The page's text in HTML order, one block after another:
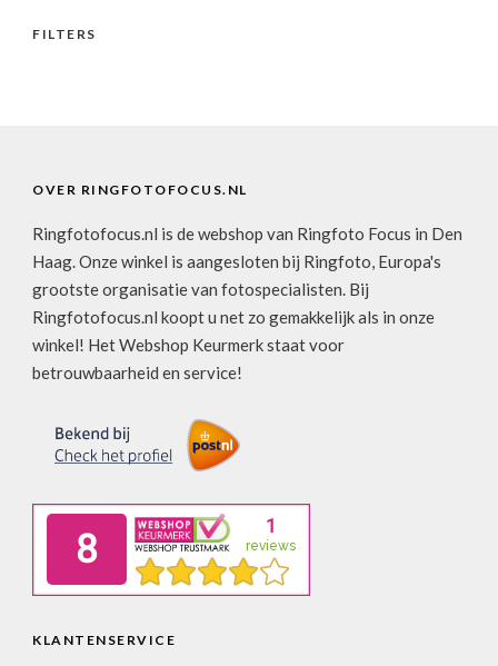
FILTERS
OVER RINGFOTOFOCUS.NL
Ringfotofocus.nl is de webshop van Ringfoto Focus in Den
Haag. Onze winkel is aangesloten bij Ringfoto, Europa's
grootste organisatie van fotospecialisten. Bij
Ringfotofocus.nl koopt u net zo gemakkelijk als in onze
winkel! Het Webshop Keurmerk staat voor
betrouwbaarheid en service!
KLANTENSERVICE